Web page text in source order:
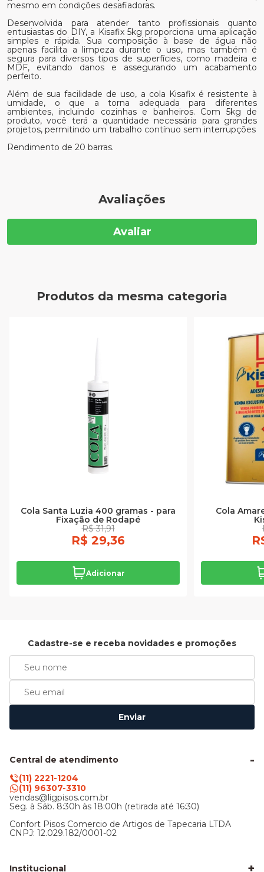
mesmo em condições desafiadoras.
Desenvolvida para atender tanto profissionais quanto
entusiastas do DIY, a Kisafix 5kg proporciona uma aplicação
simples e rápida. Sua composição à base de água não
apenas facilita a limpeza durante o uso, mas também é
segura para diversos tipos de superfícies, como madeira e
MDF, evitando danos e assegurando um acabamento
perfeito.
Além de sua facilidade de uso, a cola Kisafix é resistente à
umidade, o que a torna adequada para diferentes
ambientes, incluindo cozinhas e banheiros. Com 5kg de
produto, você terá a quantidade necessária para grandes
projetos, permitindo um trabalho contínuo sem interrupções
Rendimento de 20 barras.
Avaliações
Avaliar
Produtos da mesma categoria
Cola Santa Luzia 400 gramas - para
Fixação de Rodapé
R$ 31,91
R$ 29,36
Adicionar
Cola
Cadastre-se e receba novidades e promoções
Enviar
Central de atendimento
(11) 2221-1204
(11) 96307-3310
vendas@ligpisos.com.br
Seg. à Sáb. 8:30h às 18:00h (retirada até 16:30)
Confort Pisos Comercio de Artigos de Tapecaria LTDA
CNPJ: 12.029.182/0001-02
Institucional +